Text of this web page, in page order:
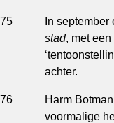
In
stad, met
achter.
Harm
voormalige